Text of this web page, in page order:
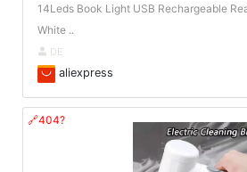
14Leds Book Light USB Rechargeable
White ..
DE
aliexpress
🔗404?